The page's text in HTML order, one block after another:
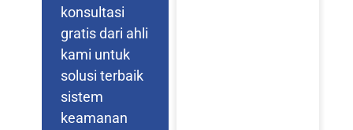
konsultasi
gratis dari ahli
kami untuk
solusi terbaik
sistem
keamanan